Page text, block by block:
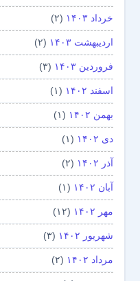
خرداد ۱۴۰۳ (۲)
اردیبهشت ۱۴۰۳ (۲)
فروردین ۱۴۰۳ (۳)
اسفند ۱۴۰۲ (۱)
بهمن ۱۴۰۲ (۱)
دی ۱۴۰۲ (۱)
آذر ۱۴۰۲ (۲)
آبان ۱۴۰۲ (۱)
مهر ۱۴۰۲ (۱۲)
شهریور ۱۴۰۲ (۳)
مرداد ۱۴۰۲ (۲)